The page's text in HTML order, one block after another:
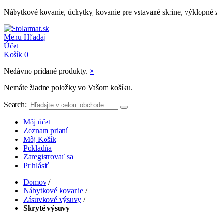
Nábytkové kovanie, úchytky, kovanie pre vstavané skrine, výklopné
Menu Hľadaj
Účet
Košík 0
Nedávno pridané produkty. ×
Nemáte žiadne položky vo Vašom košíku.
Search:
Môj účet
Zoznam prianí
Môj Košík
Pokladňa
Zaregistrovať sa
Prihlásiť
Domov /
Nábytkové kovanie /
Zásuvkové výsuvy /
Skryté výsuvy